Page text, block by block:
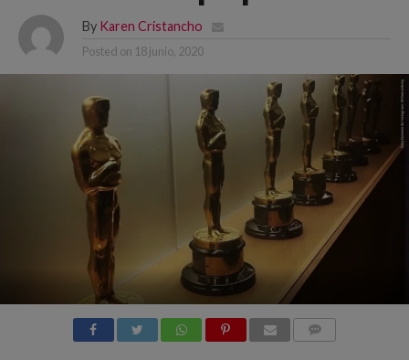
By Karen Cristancho
Posted on 18 junio, 2020